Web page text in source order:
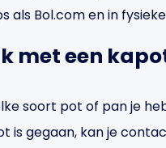
als Bol.com en in
met een
soort pot of pan je
is gegaan, kan je